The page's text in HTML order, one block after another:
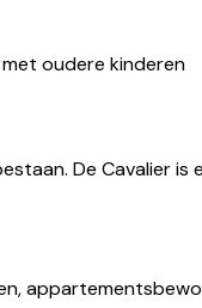
oudere kinderen
De Cavalier